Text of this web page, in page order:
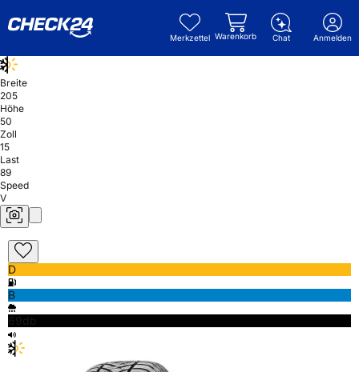
Merkzettel Warenkorb Chat Anmelden
Breite
205
Höhe
50
Zoll
15
Last
89
Speed
V
D
B
69db